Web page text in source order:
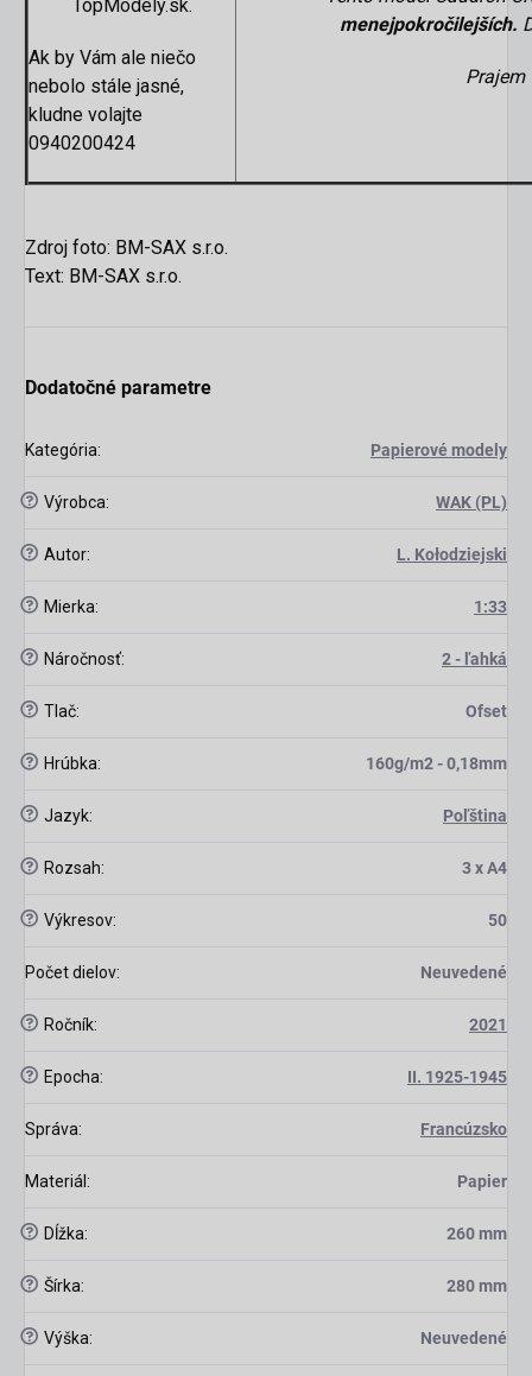
TopModely.sk.
Ak by Vám ale niečo
nebolo stále jasné,
kludne volajte
0940200424
menejpokročilejších.
Prajem
Zdroj foto: BM-SAX s.r.o.
Text: BM-SAX s.r.o.
Dodatočné parametre
Kategória: Papierové modely
? Výrobca: WAK (PL)
? Autor: L. Kołodziejski
? Mierka: 1:33
? Náročnosť: 2 - ľahká
? Tlač: Ofset
? Hrúbka: 160g/m2 - 0,18mm
? Jazyk: Poľština
? Rozsah: 3 x A4
? Výkresov: 50
Počet dielov: Neuvedené
? Ročník: 2021
? Epocha: II. 1925-1945
Správa: Francúzsko
Materiál : Papier
? Dĺžka: 260 mm
? Šírka: 280 mm
? Výška: Neuvedené